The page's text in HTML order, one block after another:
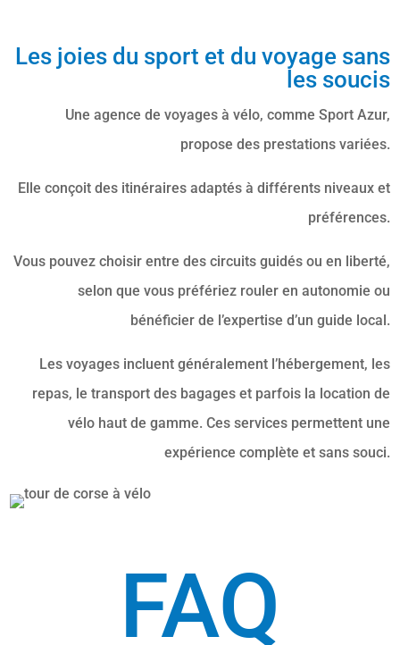
Les joies du sport et du voyage sans
les soucis
Une agence de voyages à vélo, comme Sport Azur,
propose des prestations variées.
Elle conçoit des itinéraires adaptés à différents niveaux et
préférences.
Vous pouvez choisir entre des circuits guidés ou en liberté,
selon que vous préfériez rouler en autonomie ou
bénéficier de l’expertise d’un guide local.
Les voyages incluent généralement l’hébergement, les
repas, le transport des bagages et parfois la location de
vélo haut de gamme. Ces services permettent une
expérience complète et sans souci.
FAQ